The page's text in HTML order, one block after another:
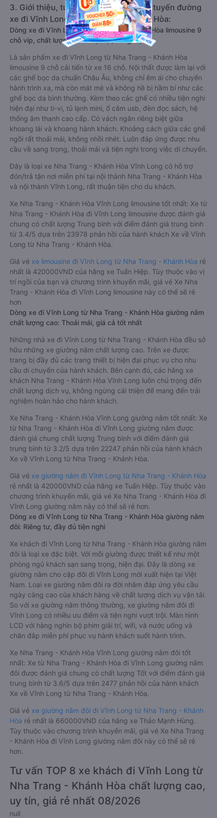
3. Giới thiệu, tư vấn các dòng xe chạy tuyến đường
xe đi Vĩnh Long từ Nha Trang - Khánh Hòa:
Dòng xe đi Vĩnh Long từ Nha Trang - Khánh Hòa limousine 9
chỗ vip, chất lượng cao: Tiện lợi, sang trọng
Là sản phẩm xe đi Vĩnh Long từ Nha Trang - Khánh Hòa
limousine 9 chỗ cải tiến từ xe 16 chỗ. Nội thất được làm lại với
các ghế bọc da chuẩn Châu Âu, không chỉ êm ái cho chuyến
hành trình xa, mà còn mát mẻ và không hề bị hầm bí như các
ghế bọc da bình thường. Kèm theo các ghế có nhiều tiện nghi
hiện đại như ti-vi, tủ lạnh mini, ổ cắm usb, đèn đọc sách, hệ
thống âm thanh cao cấp. Có vách ngăn riêng biệt giữa
khoang lái và khoang hành khách. Khoảng cách giữa các ghế
ngồi rất thoải mái, không nhồi nhét. Luôn đáp ứng được nhu
cầu về sang trọng, thoải mái và tiện nghi trong việc di chuyển.
Đây là loại xe Nha Trang - Khánh Hòa Vĩnh Long có hỗ trợ
đón/trả tận nơi miễn phí tại nội thành Nha Trang - Khánh Hòa
và nội thành Vĩnh Long, rất thuận tiện cho du khách.
Xe Nha Trang - Khánh Hòa Vĩnh Long limousine tốt nhất: Xe từ
Nha Trang - Khánh Hòa đi Vĩnh Long limousine được đánh giá
chung có chất lượng Trung bình với điểm đánh giá trung bình
từ 3.4/5 dựa trên 23978 phản hồi của hành khách Xe về Vĩnh
Long từ Nha Trang - Khánh Hòa.
Giá vé xe limousine đi Vĩnh Long từ Nha Trang - Khánh Hòa rẻ
nhất là 420000VND của hãng xe Tuấn Hiệp. Tùy thuộc vào vị
trí ngồi của bạn và chương trình khuyến mãi, giá vé Xe Nha
Trang - Khánh Hòa đi Vĩnh Long limousine này có thể sẽ rẻ
hơn
Dòng xe đi Vĩnh Long từ Nha Trang - Khánh Hòa giường nằm
chất lượng cao: Thoải mái, giá cả tốt nhất
Những nhà xe đi Vĩnh Long từ Nha Trang - Khánh Hòa đều sở
hữu những xe giường nằm chất lượng cao. Trên xe được
trang bị đầy đủ các trang thiết bị hiện đại phục vụ cho nhu
cầu di chuyển của hành khách. Bên cạnh đó, các hãng xe
khách Nha Trang - Khánh Hòa Vĩnh Long luôn chú trọng đến
chất lượng dịch vụ, không ngừng cải thiện để mang đến trải
nghiệm hoàn hảo cho hành khách.
Xe Nha Trang - Khánh Hòa Vĩnh Long giường nằm tốt nhất: Xe
từ Nha Trang - Khánh Hòa đi Vĩnh Long giường nằm được
đánh giá chung chất lượng Trung bình với điểm đánh giá
trung bình từ 3.2/5 dựa trên 22247 phản hồi của hành khách
Xe về Vĩnh Long từ Nha Trang - Khánh Hòa.
Giá vé xe giường nằm đi Vĩnh Long từ Nha Trang - Khánh Hòa
rẻ nhất là 420000VND của hãng xe Tuấn Hiệp. Tùy thuộc vào
chương trình khuyến mãi, giá vé Xe Nha Trang - Khánh Hòa đi
Vĩnh Long giường nằm này có thể sẽ rẻ hơn.
Dòng xe đi Vĩnh Long từ Nha Trang - Khánh Hòa giường nằm
đôi: Riêng tư, đầy đủ tiện nghi
Xe khách đi Vĩnh Long từ Nha Trang - Khánh Hòa giường nằm
đôi là loại xe đặc biệt. Với mỗi giường được thiết kế như một
phòng ngủ khách sạn sang trọng, hiện đại. Đây là dòng xe
giường nằm cho cặp đôi đi Vĩnh Long mới xuất hiện tại Việt
Nam. Loại xe giường nằm đôi ra đời nhằm đáp ứng yêu cầu
ngày càng cao của khách hàng về chất lượng dịch vụ vận tải.
So với xe giường nằm thông thường, xe giường nằm đôi đi
Vĩnh Long có nhiều ưu điểm và tiện nghi vượt trội. Màn hình
LCD với hàng nghìn bộ phim giải trí, wifi, và nước uống và
chăn đắp miễn phí phục vụ hành khách suốt hành trình.
Xe Nha Trang - Khánh Hòa Vĩnh Long giường nằm đôi tốt
nhất: Xe từ Nha Trang - Khánh Hòa đi Vĩnh Long giường nằm
đôi được đánh giá chung có chất lượng Tốt với điểm đánh giá
trung bình từ 3.6/5 dựa trên 2477 phản hồi của hành khách
Xe về Vĩnh Long từ Nha Trang - Khánh Hòa.
Giá vé xe giường nằm đôi đi Vĩnh Long từ Nha Trang - Khánh
Hòa rẻ nhất là 660000VND của hãng xe Thảo Mạnh Hùng.
Tùy thuộc vào chương trình khuyến mãi, giá vé Xe Nha Trang
- Khánh Hòa đi Vĩnh Long giường nằm đôi này có thể sẽ rẻ
hơn.
Tư vấn TOP 8 xe khách đi Vĩnh Long từ
Nha Trang - Khánh Hòa chất lượng cao,
uy tín, giá rẻ nhất 08/2026
null